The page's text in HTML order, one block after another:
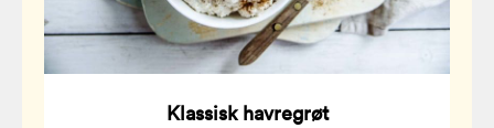
Klassisk havregrøt